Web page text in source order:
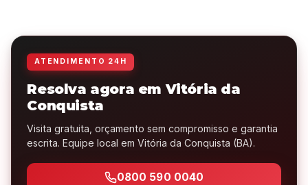
ATENDIMENTO 24H
Resolva agora em Vitória da
Conquista
Visita gratuita, orçamento sem compromisso e garantia
escrita. Equipe local em Vitória da Conquista (BA).
0800 590 0040